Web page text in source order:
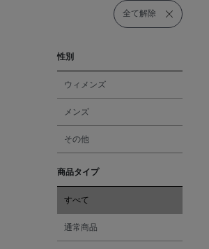
全て解除
性別
ウィメンズ
メンズ
その他
商品タイプ
すべて
通常商品